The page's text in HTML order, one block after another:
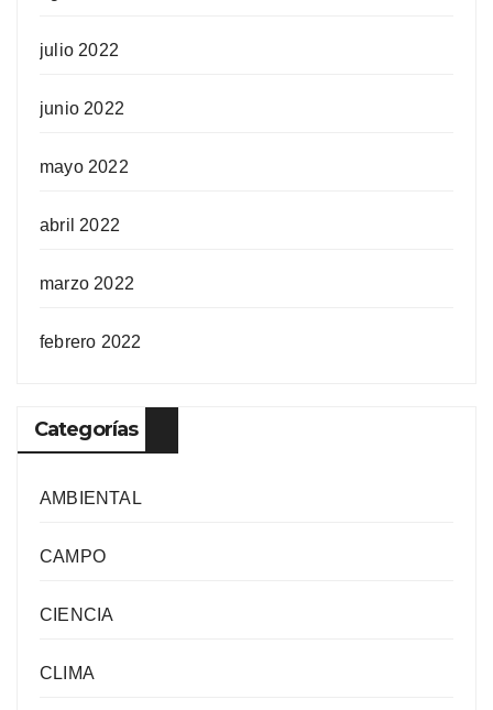
julio 2022
junio 2022
mayo 2022
abril 2022
marzo 2022
febrero 2022
Categorías
AMBIENTAL
CAMPO
CIENCIA
CLIMA